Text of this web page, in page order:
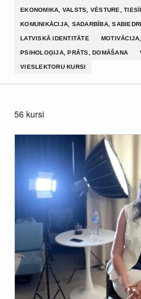
EKONOMIKA, VALSTS, VĒSTURE,
KOMUNIKĀCIJA, SADARBĪBA,
LATVISKĀ IDENTITĀTE
PSIHOLOĢIJA, PRĀTS, DOMĀŠANA
VIESLEKTORU KURSI
56 kursi